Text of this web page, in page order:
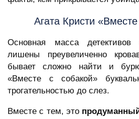
Агата Кристи
Основная масса
лишены преувеличенно
бывает сложно найти и
«Вместе с собакой»
трогательностью до слез.
Вместе с тем, это